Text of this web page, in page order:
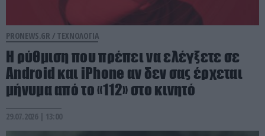
PRONEWS.GR / ΤΕΧΝΟΛΟΓΙΑ
Η ρύθμιση που πρέπει να ελέγξετε σε
Android και iPhone αν δεν σας έρχεται
μήνυμα από το «112» στο κινητό
29.07.2026 | 13:00